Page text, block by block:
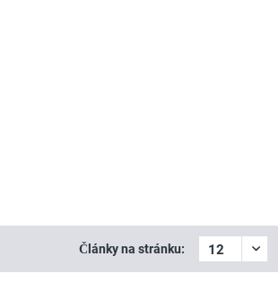
Články na stránku: